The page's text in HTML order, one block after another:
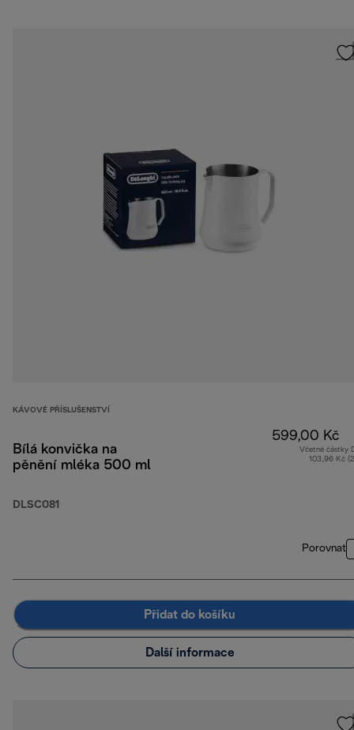
KÁVOVÉ PŘÍSLUŠENSTVÍ
Bílá konvička na
pěnění mléka 500 ml
DLSC081
599,00 Kč
Včetně částky
103,96 Kč
Porovnat
Přidat do košíku
Další informace